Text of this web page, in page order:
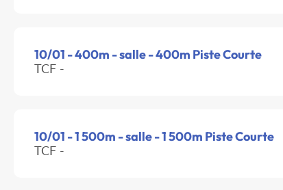
10/01 - 400m - salle - 400m Piste Courte
TCF -
10/01 - 1 500m - salle - 1 500m Piste Courte
TCF -